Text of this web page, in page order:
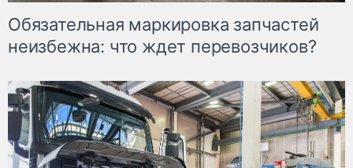
Обязательная маркировка запчастей
неизбежна: что ждет перевозчиков?